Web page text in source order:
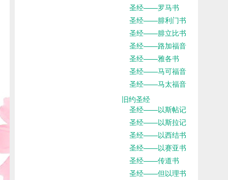
圣经——罗马书
圣经——腓利门书
圣经——腓立比书
圣经——路加福音
圣经——雅各书
圣经——马可福音
圣经——马太福音
旧约圣经
圣经——以斯帖记
圣经——以斯拉记
圣经——以西结书
圣经——以赛亚书
圣经——传道书
圣经——但以理书